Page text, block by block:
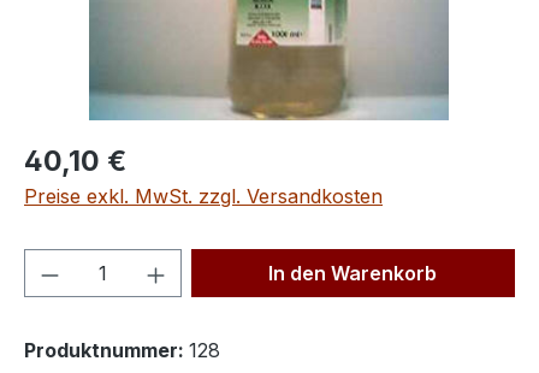
Regulärer Preis:
40,10 €
Preise exkl. MwSt. zzgl. Versandkosten
Produkt Anzahl: Gib denIn den Warenkorb
Produktnummer: 128